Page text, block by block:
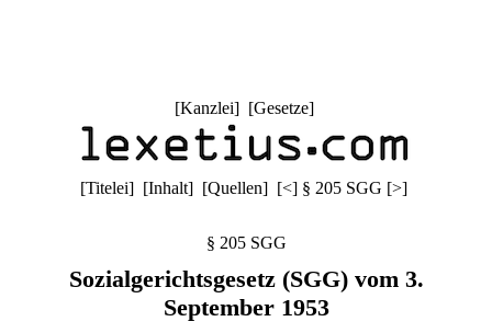
[Kanzlei] [Gesetze]
[Titelei] [Inhalt] [Quellen] [<] § 205 SGG [>]
§ 205 SGG
Sozialgerichtsgesetz (SGG) vom 3.
September 1953